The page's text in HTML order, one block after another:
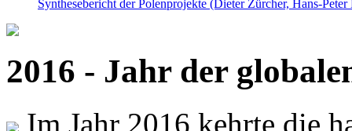
Synthesebericht der Polenprojekte (Dieter Zürcher, Hans-
2016 - Jahr der
Im Jahr 2016 kehrte die